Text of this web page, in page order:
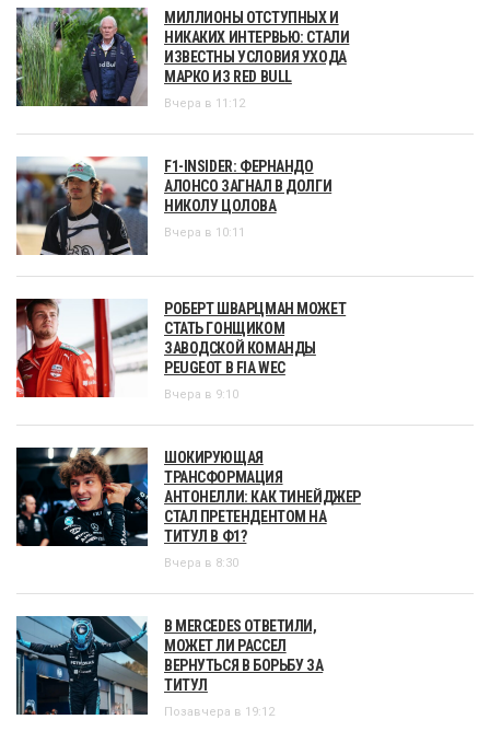
МИЛЛИОНЫ ОТСТУПНЫХ И
НИКАКИХ ИНТЕРВЬЮ: СТАЛИ
ИЗВЕСТНЫ УСЛОВИЯ УХОДА
МАРКО ИЗ RED BULL
Вчера в 11:12
F1-INSIDER: ФЕРНАНДО
АЛОНСО ЗАГНАЛ В ДОЛГИ
НИКОЛУ ЦОЛОВА
Вчера в 10:11
РОБЕРТ ШВАРЦМАН МОЖЕТ
СТАТЬ ГОНЩИКОМ
ЗАВОДСКОЙ КОМАНДЫ
PEUGEOT В FIA WEC
Вчера в 9:10
ШОКИРУЮЩАЯ
ТРАНСФОРМАЦИЯ
АНТОНЕЛЛИ: КАК ТИНЕЙДЖЕР
СТАЛ ПРЕТЕНДЕНТОМ НА
ТИТУЛ В Ф1?
Вчера в 8:30
В MERCEDES ОТВЕТИЛИ,
МОЖЕТ ЛИ РАССЕЛ
ВЕРНУТЬСЯ В БОРЬБУ ЗА
ТИТУЛ
Позавчера в 19:12